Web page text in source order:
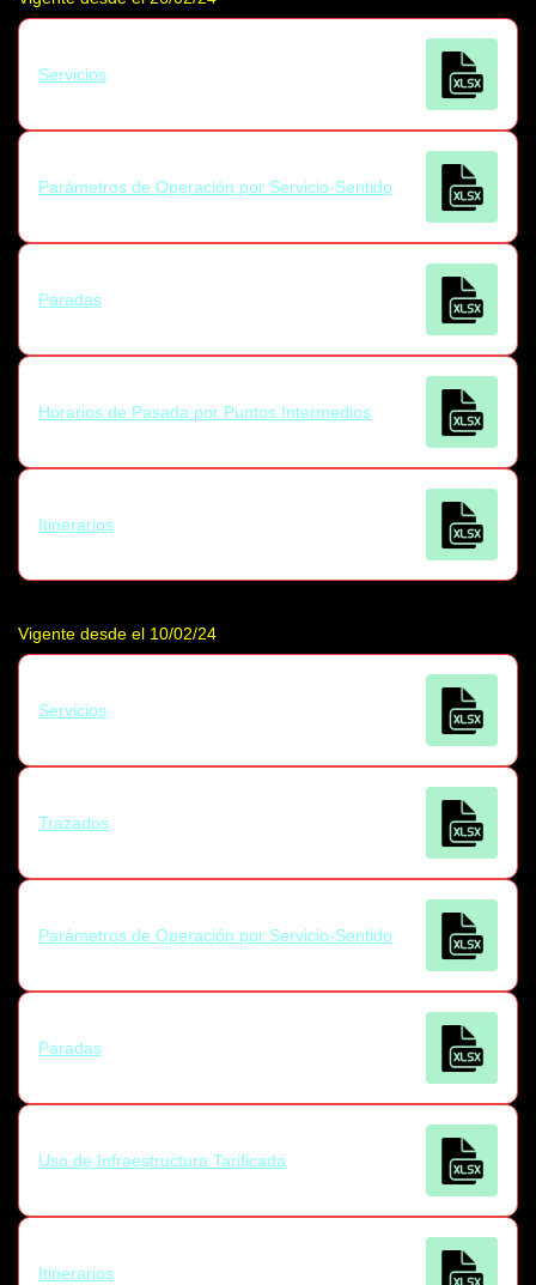
Servicios
Parámetros de Operación por Servicio-Sentido
Paradas
Horarios de Pasada por Puntos Intermedios
Itinerarios
Vigente desde el 10/02/24
Servicios
Trazados
Parámetros de Operación por Servicio-Sentido
Paradas
Uso de Infraestructura Tarificada
Itinerarios